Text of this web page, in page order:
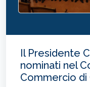
Il Presidente
nominati nel
Commercio di